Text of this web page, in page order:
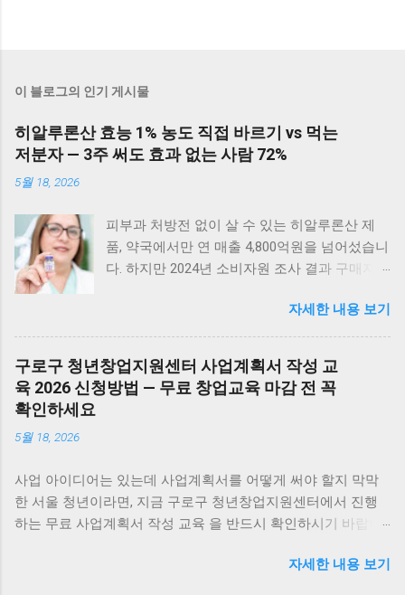
이 블로그의 인기 게시물
히알루론산 효능 1% 농도 직접 바르기 vs 먹는
저분자 — 3주 써도 효과 없는 사람 72%
5월 18, 2026
피부과 처방전 없이 살 수 있는 히알루론산 제
품, 약국에서만 연 매출 4,800억원을 넘어섰습니
다. 하지만 2024년 소비자원 조사 결과 구매자
다"고 답했습니다. 문제는 제품 자체가 아니라
분자량과 사용 타이밍, 그리고 피부 장벽 상태였
습니다. 1% 고농도를 매일 발라도 분자량이
1,000kDa 이상이면 각질층 통과율이 2% 미만입
니다. 반대로 500Da 이하 저분자를 경구 복용해
분 측정 데이터를 기반으로 72%가 실패한 이유
를 정리합니다. 히알루론산이 피부에서 하는 일
— 자기 무게 1,000배 수분 결합 히알루론산
재하는 다당류 고분자입니다. 1g당 최대 6리터
자세한 내용 보기
구로구 청년창업지원센터 사업계획서 작성 교
육 2026 신청방법 — 무료 창업교육 마감 전 꼭
확인하세요
5월 18, 2026
사업 아이디어는 있는데 사업계획서를 어떻게 써야 할지 막막
한 서울 청년이라면, 지금 구로구 청년창업지원센터에서 진행
하는 무료 사업계획서 작성 교육 을 반드시 확인하시기 바랍니
청이나 투자유치에 바로 활용할 수 있는 실전 역량을 키울 수 있
자세한 내용 보기